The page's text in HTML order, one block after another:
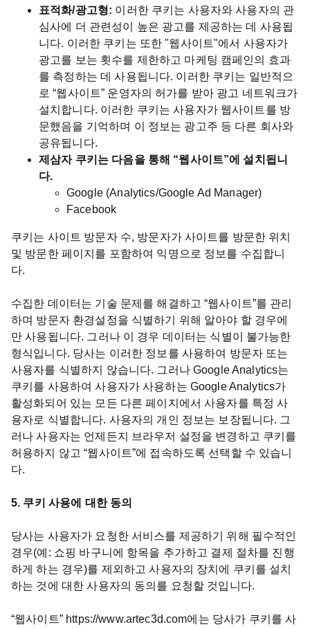
표적화/광고형: 이러한 쿠키는 사용자와 사용자의 관
심사에 더 관련성이 높은 광고를 제공하는 데 사용됩
니다. 이러한 쿠키는 또한 "웹사이트"에서 사용자가
광고를 보는 횟수를 제한하고 마케팅 캠페인의 효과
를 측정하는 데 사용됩니다. 이러한 쿠키는 일반적으
로 “웹사이트” 운영자의 허가를 받아 광고 네트워크가
설치합니다. 이러한 쿠키는 사용자가 웹사이트를 방
문했음을 기억하며 이 정보는 광고주 등 다른 회사와
공유됩니다.
제삼자 쿠키는 다음을 통해 “웹사이트”에 설치됩니
다.
Google (Analytics/Google Ad Manager)
Facebook
쿠키는 사이트 방문자 수, 방문자가 사이트를 방문한 위치
및 방문한 페이지를 포함하여 익명으로 정보를 수집합니
다.
수집한 데이터는 기술 문제를 해결하고 “웹사이트”를 관리
하며 방문자 환경설정을 식별하기 위해 알아야 할 경우에
만 사용됩니다. 그러나 이 경우 데이터는 식별이 불가능한
형식입니다. 당사는 이러한 정보를 사용하여 방문자 또는
사용자를 식별하지 않습니다. 그러나 Google Analytics는
쿠키를 사용하여 사용자가 사용하는 Google Analytics가
활성화되어 있는 모든 다른 페이지에서 사용자를 특정 사
용자로 식별합니다. 사용자의 개인 정보는 보장됩니다. 그
러나 사용자는 언제든지 브라우저 설정을 변경하고 쿠키를
허용하지 않고 “웹사이트”에 접속하도록 선택할 수 있습니
다.
5. 쿠키 사용에 대한 동의
당사는 사용자가 요청한 서비스를 제공하기 위해 필수적인
경우(예: 쇼핑 바구니에 항목을 추가하고 결제 절차를 진행
하게 하는 경우)를 제외하고 사용자의 장치에 쿠키를 설치
하는 것에 대한 사용자의 동의를 요청할 것입니다.
“웹사이트” https://www.artec3d.com에는 당사가 쿠키를 사